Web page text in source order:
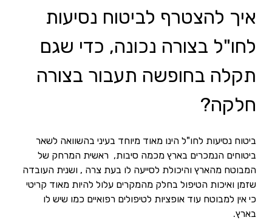
איך להצטרף לביטוח נסיעות
לחו"ל בצורה נכונה, כדי שגם
תקלה בחופשה תעבור בצורה
חלקה?
ביטוח נסיעות לחו"ל הינו מאוד מיוחד בעיני בהשוואה לשאר
ביטוחים הנמכרים בארץ מכמה סיבות,  ראשית המרחק של
המבוטח מהארץ והיכולת לסייעה לו בעת צרה , ושנית העובדה
שזמן ואיכות הטיפול בחלק מהמקרים עלול להיות מאוד קריטי
כי אין למבוטח עוד אופציות לטיפולים רפואיים כמו שיש לו
בארץ.